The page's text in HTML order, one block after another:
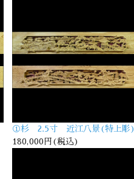
①杉 2.5寸 近江八景(特上彫)
180,000円(税込)